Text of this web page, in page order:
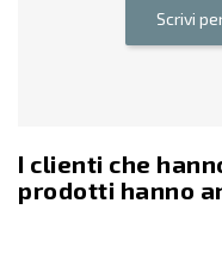
Scrivi
I clienti che
prodotti hanno